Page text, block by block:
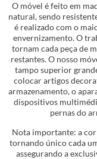
O móvel é feito em
natural, sendo
é realizado com o
envernizamento. O
tornam cada peça de
restantes. O nosso
tampo superior
colocar artigos
armazenamento, o
dispositivos
pernas do
Nota importante: a cor
tornando único cada
assegurando a